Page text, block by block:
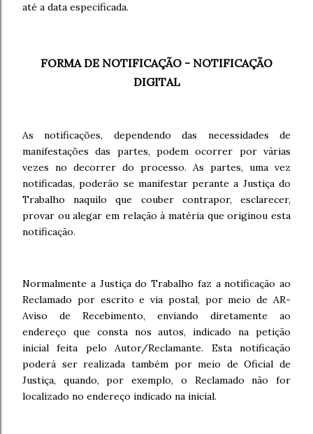
até a data especificada.
FORMA DE NOTIFICAÇÃO - NOTIFICAÇÃO
DIGITAL
As notificações, dependendo das necessidades de
manifestações das partes, podem ocorrer por várias
vezes no decorrer do processo. As partes, uma vez
notificadas, poderão se manifestar perante a Justiça do
Trabalho naquilo que couber contrapor, esclarecer,
provar ou alegar em relação à matéria que originou esta
notificação.
Normalmente a Justiça do Trabalho faz a notificação ao
Reclamado por escrito e via postal, por meio de AR-
Aviso de Recebimento, enviando diretamente ao
endereço que consta nos autos, indicado na petição
inicial feita pelo Autor/Reclamante. Esta notificação
poderá ser realizada também por meio de Oficial de
Justiça, quando, por exemplo, o Reclamado não for
localizado no endereço indicado na inicial.